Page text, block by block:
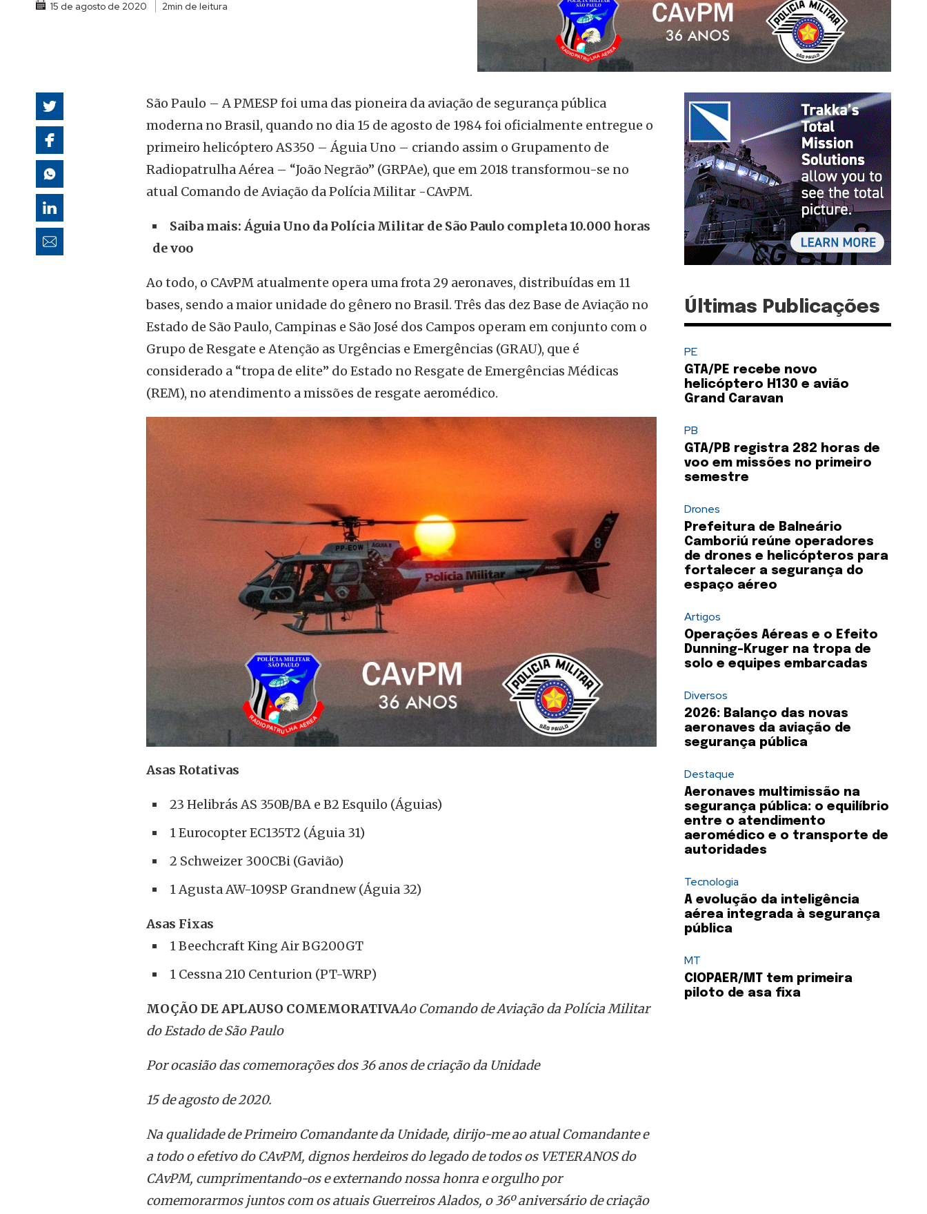
15 de agosto de 2020 2min de leitura
São Paulo – A PMESP foi uma das pioneira da aviação de segurança pública
moderna no Brasil, quando no dia 15 de agosto de 1984 foi oficialmente entregue o
primeiro helicóptero AS350 – Águia Uno – criando assim o Grupamento de
Radiopatrulha Aérea – “João Negrão” (GRPAe), que em 2018 transformou-se no
atual Comando de Aviação da Polícia Militar -CAvPM.
Saiba mais: Águia Uno da Polícia Militar de São Paulo completa 10.000 horas
de voo
Ao todo, o CAvPM atualmente opera uma frota 29 aeronaves, distribuídas em 11
bases, sendo a maior unidade do gênero no Brasil. Três das dez Base de Aviação no
Estado de São Paulo, Campinas e São José dos Campos operam em conjunto com o
Grupo de Resgate e Atenção as Urgências e Emergências (GRAU), que é
considerado a “tropa de elite” do Estado no Resgate de Emergências Médicas
(REM), no atendimento a missões de resgate aeromédico.
Asas Rotativas
23 Helibrás AS 350B/BA e B2 Esquilo (Águias)
1 Eurocopter EC135T2 (Águia 31)
2 Schweizer 300CBi (Gavião)
1 Agusta AW-109SP Grandnew (Águia 32)
Asas Fixas
1 Beechcraft King Air BG200GT
1 Cessna 210 Centurion (PT-WRP)
MOÇÃO DE APLAUSO COMEMORATIVAAo Comando de Aviação da Polícia Militar
do Estado de São Paulo
Por ocasião das comemorações dos 36 anos de criação da Unidade
15 de agosto de 2020.
Na qualidade de Primeiro Comandante da Unidade, dirijo-me ao atual Comandante e
a todo o efetivo do CAvPM, dignos herdeiros do legado de todos os VETERANOS do
CAvPM, cumprimentando-os e externando nossa honra e orgulho por
comemorarmos juntos com os atuais Guerreiros Alados, o 36º aniversário de criação
Últimas Publicações
PE
GTA/PE recebe novo
helicóptero H130 e avião
Grand Caravan
PB
GTA/PB registra 282 horas de
voo em missões no primeiro
semestre
Drones
Prefeitura de Balneário
Camboriú reúne operadores
de drones e helicópteros para
fortalecer a segurança do
espaço aéreo
Artigos
Operações Aéreas e o Efeito
Dunning-Kruger na tropa de
solo e equipes embarcadas
Diversos
2026: Balanço das novas
aeronaves da aviação de
segurança pública
Destaque
Aeronaves multimissão na
segurança pública: o equilíbrio
entre o atendimento
aeromédico e o transporte de
autoridades
Tecnologia
A evolução da inteligência
aérea integrada à segurança
pública
MT
CIOPAER/MT tem primeira
piloto de asa fixa